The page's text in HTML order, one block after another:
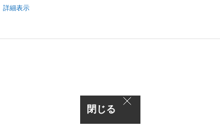
詳細表示
閉じる